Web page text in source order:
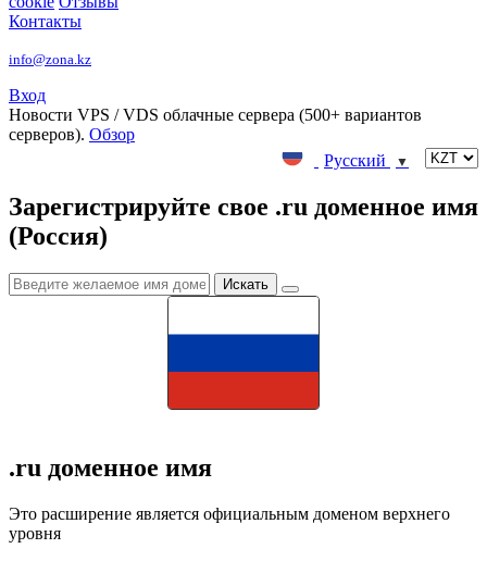
Контакты
info@zona.kz
Вход
Новости VPS / VDS облачные сервера (500+ вариантов
серверов). Обзор
Русский
▼
Зарегистрируйте свое .ru доменное имя
(Россия)
.ru доменное имя
Это расширение является официальным доменом верхнего
уровня